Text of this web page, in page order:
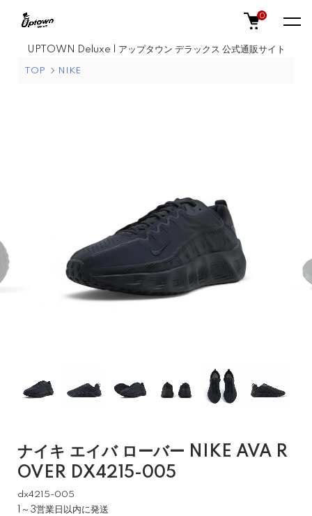
UPTOWN Deluxe | アップタウン デラックス 公式通販サイト
0
TOP NIKE
ナイキ エイバ ローバー NIKE AVA R
OVER DX4215-005
dx4215-005
1～3営業日以内に発送